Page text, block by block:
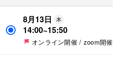
8月13日 木
14:00~15:50
オンライン開催 / zoom開催